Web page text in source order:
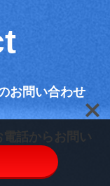
お問い合わせ
話からお問い